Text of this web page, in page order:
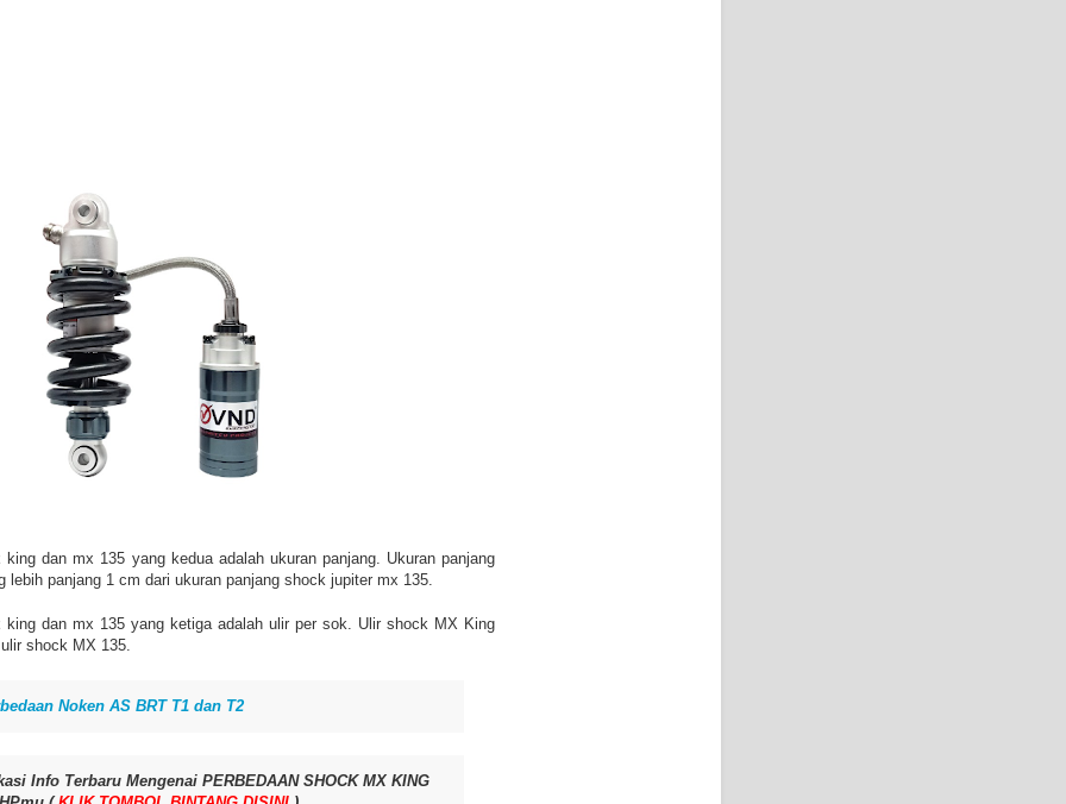
dan mx 135 yang kedua adalah ukuran panjang. Ukuran panjang
lebih panjang 1 cm dari ukuran panjang shock jupiter mx 135.
king dan mx 135 yang ketiga adalah ulir per sok. Ulir shock MX King
shock MX 135.
Noken AS BRT T1 dan T2
Info Terbaru Mengenai PERBEDAAN SHOCK MX KING